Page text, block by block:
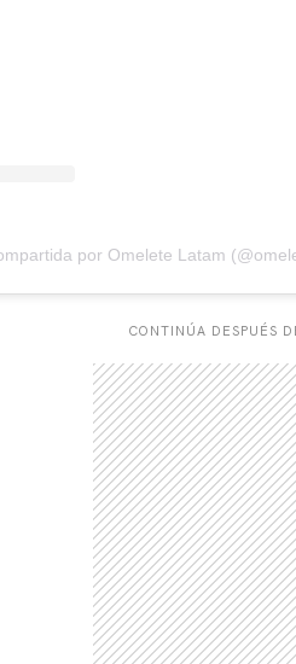
por Omelete Latam
CONTINÚA DESPUÉS